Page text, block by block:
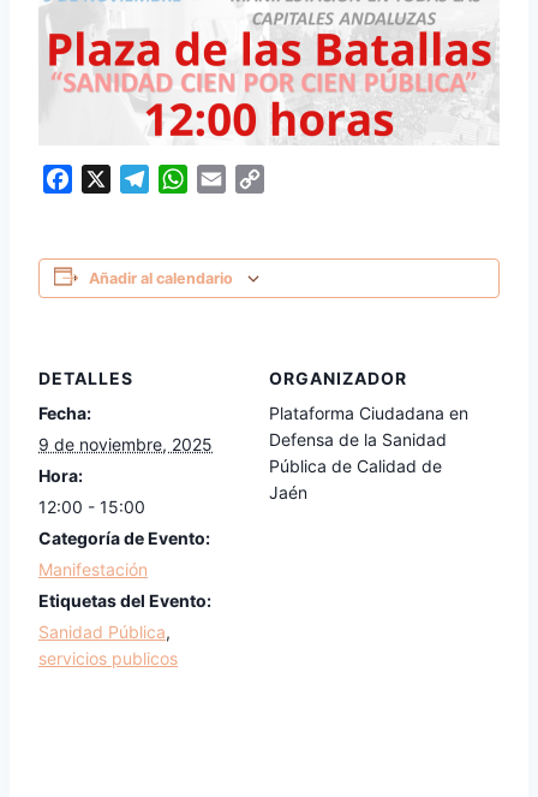
Facebook TelegramWhatsApp
Email
Añadir al calendario
DETALLES
Fecha:
9 de noviembre, 2025
Hora:
12:00 - 15:00
Categoría de Evento:
Manifestación
Etiquetas del Evento:
Sanidad Pública,
servicios publicos
ORGANIZADOR
Plataforma Ciudadana en
Defensa de la Sanidad
Pública de Calidad de
Jaén